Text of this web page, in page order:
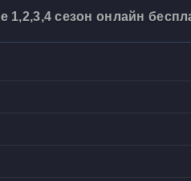
1,2,3,4 сезон онлайн